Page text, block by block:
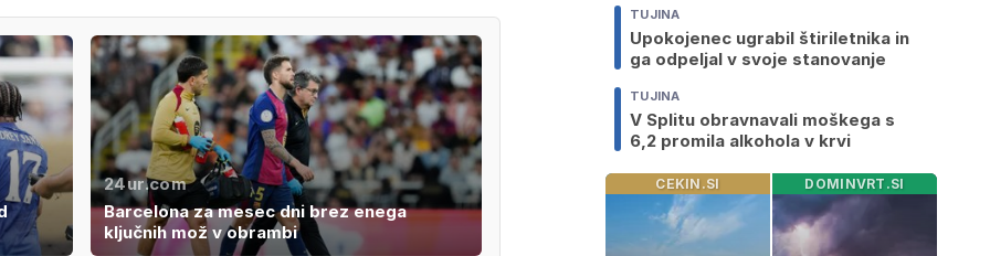
24ur.com
Barcelona za mesec dni brez enega
ključnih mož v obrambi
TUJINA
Upokojenec ugrabil štiriletnika in
ga odpeljal v svoje stanovanje
TUJINA
V Splitu obravnavali moškega s
6,2 promila alkohola v krvi
CEKIN.SI DOMINVRT.SI